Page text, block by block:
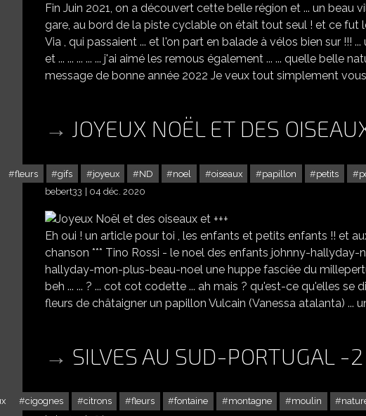
Fin Juin 2021, on a découvert cette belle région et ... un beau
gare, au bord de la piste cyclable on était tout seul ! et ce fut
Via , qui passaient ... et l'on part en balade à vélos bien sur !!!
et ... ... ... ... ... j'ai aimé les remous également ... ... quelle belle
message de bonne année 2022 Je veux tout simplement vous
JOYEUX NOËL ET DES
fleurs gifs joyeux ND noel oiseaux papillon petits
bebert33
04 déc. 2020
Eh oui ! un article pour toi , les enfants et petits enfants !! et
chanson *** Tino Rossi - le noel des enfants johnny-
hallyday-mon-plus-beau-noel une huppe fasciée du
beh ... ... ? ... cot cot codette ... ah mais ? qu'est-ce qu'elles se
fleurs de châtaigner un papillon Vulcain (Vanessa atalanta) ...
SILVES AU SUD-PORTUGAL -2
cigognes citrons fleurs fontaine montagne moulin